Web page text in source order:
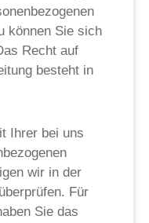
können Sie sich
Recht auf
besteht in
Ihrer bei uns
wir in der
Für
Sie das